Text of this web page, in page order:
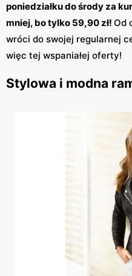
poniedziałku do środy za
mniej, bo tylko 59,90 zł! Od
wróci do swojej regularnej
więc tej wspaniałej oferty!
Stylowa i modna